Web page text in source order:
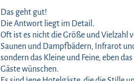
Das geht gut!
Die Antwort liegt im Detail.
Oft ist es nicht die Größe und Vielzahl
Saunen und Dampfbädern, Infrarot
sondern das Kleine und Feine, eben
Gäste wünschen.